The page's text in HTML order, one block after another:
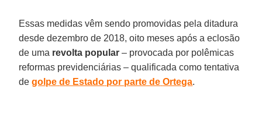
Essas medidas vêm sendo promovidas pela ditadura
desde dezembro de 2018, oito meses após a eclosão
de uma revolta popular – provocada por polêmicas
reformas previdenciárias – qualificada como tentativa
degolpe de Estado por parte de Ortega.